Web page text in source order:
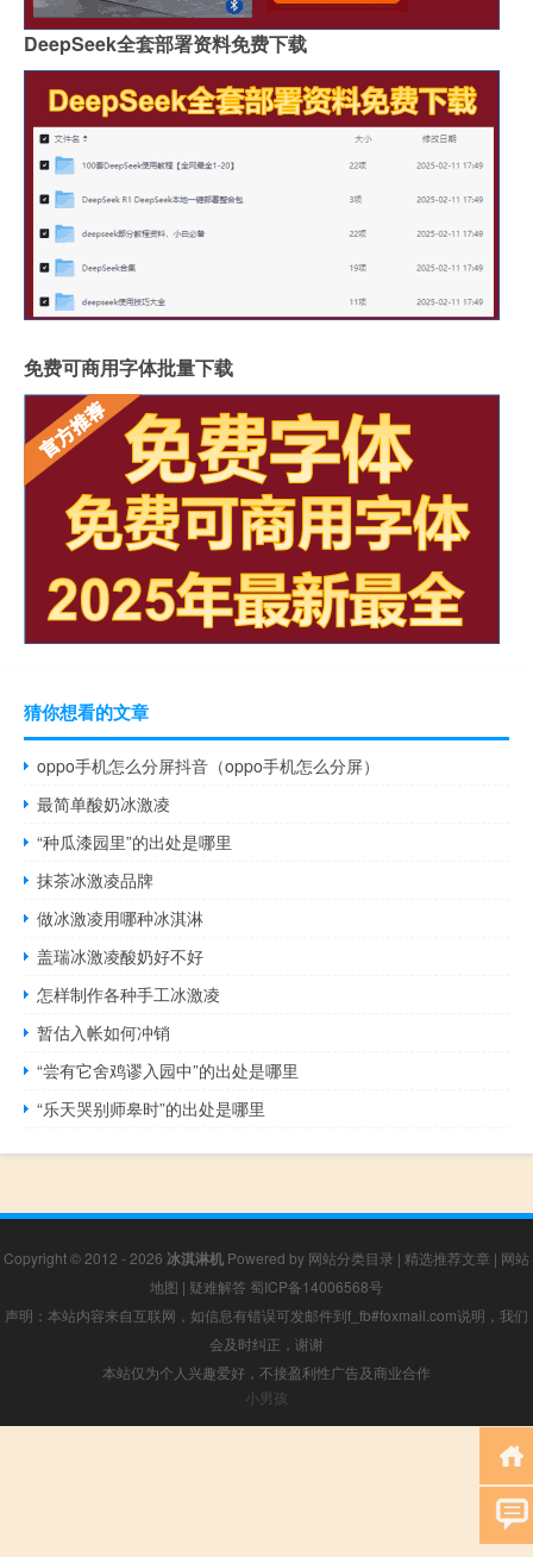
DeepSeek全套部署资料免费下载
免费可商用字体批量下载
猜你想看的文章
oppo手机怎么分屏抖音（oppo手机怎么分屏）
最简单酸奶冰激凌
“种瓜漆园里”的出处是哪里
抹茶冰激凌品牌
做冰激凌用哪种冰淇淋
盖瑞冰激凌酸奶好不好
怎样制作各种手工冰激凌
暂估入帐如何冲销
“尝有它舍鸡谬入园中”的出处是哪里
“乐天哭别师皋时”的出处是哪里
Copyright © 2012 - 2026 冰淇淋机 Powered by 网站分类目录 | 精选推荐文章 | 网站
地图 | 疑难解答 蜀ICP备14006568号
声明：本站内容来自互联网，如信息有错误可发邮件到f_fb#foxmail.com说明，我们
会及时纠正，谢谢
本站仅为个人兴趣爱好，不接盈利性广告及商业合作
小男孩